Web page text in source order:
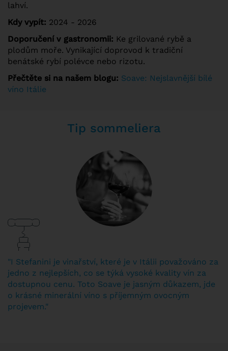
lahví.
Kdy vypít: 2024 - 2026
Doporučení v gastronomii: Ke grilované rybě a
plodům moře. Vynikající doprovod k tradiční
benátské rybí polévce nebo rizotu.
Přečtěte si na našem blogu: Soave: Nejslavnější bílé
víno Itálie
Tip sommeliera
"I Stefanini je vinařství, které je v Itálii považováno za
jedno z nejlepších, co se týká vysoké kvality vín za
dostupnou cenu. Toto Soave je jasným důkazem, jde
o krásné minerální víno s příjemným ovocným
projevem."